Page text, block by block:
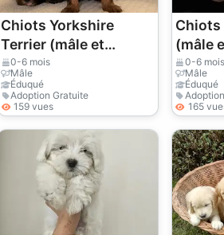
Chiots Yorkshire
Terrier (mâle et
femelle) à donner
0-6 mois
Mâle
Éduqué
Adoption Gratuite
159 vues
Chiots
(mâle
donner
0-6 mois
Mâle
Éduqué
165